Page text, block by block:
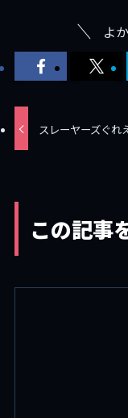
よ
スレーヤーズぐれ
この記事